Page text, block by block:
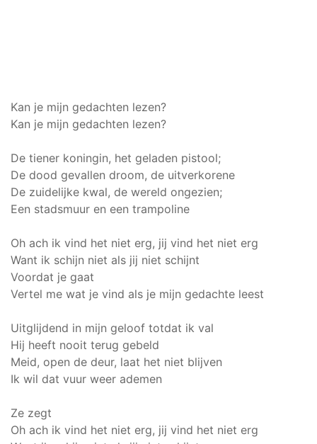
Kan je mijn gedachten lezen?
Kan je mijn gedachten lezen?
De tiener koningin, het geladen pistool;
De dood gevallen droom, de uitverkorene
De zuidelijke kwal, de wereld ongezien;
Een stadsmuur en een trampoline
Oh ach ik vind het niet erg, jij vind het niet erg
Want ik schijn niet als jij niet schijnt
Voordat je gaat
Vertel me wat je vind als je mijn gedachte leest
Uitglijdend in mijn geloof totdat ik val
Hij heeft nooit terug gebeld
Meid, open de deur, laat het niet blijven
Ik wil dat vuur weer ademen
Ze zegt
Oh ach ik vind het niet erg, jij vind het niet erg